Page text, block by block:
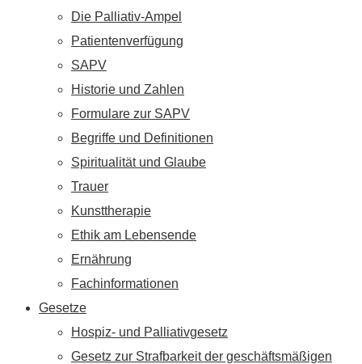
Die Palliativ-Ampel
Patientenverfügung
SAPV
Historie und Zahlen
Formulare zur SAPV
Begriffe und Definitionen
Spiritualität und Glaube
Trauer
Kunsttherapie
Ethik am Lebensende
Ernährung
Fachinformationen
Gesetze
Hospiz- und Palliativgesetz
Gesetz zur Strafbarkeit der geschäftsmäßigen